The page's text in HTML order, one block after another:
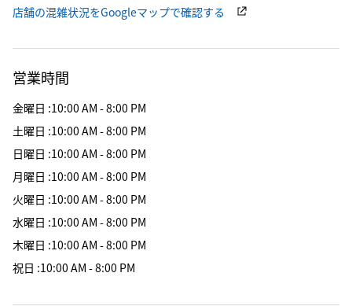
店舗の混雑状況をGoogleマップで確認する
営業時間
金曜日 :10:00 AM - 8:00 PM
土曜日 :10:00 AM - 8:00 PM
日曜日 :10:00 AM - 8:00 PM
月曜日 :10:00 AM - 8:00 PM
火曜日 :10:00 AM - 8:00 PM
水曜日 :10:00 AM - 8:00 PM
木曜日 :10:00 AM - 8:00 PM
祝日 :10:00 AM - 8:00 PM